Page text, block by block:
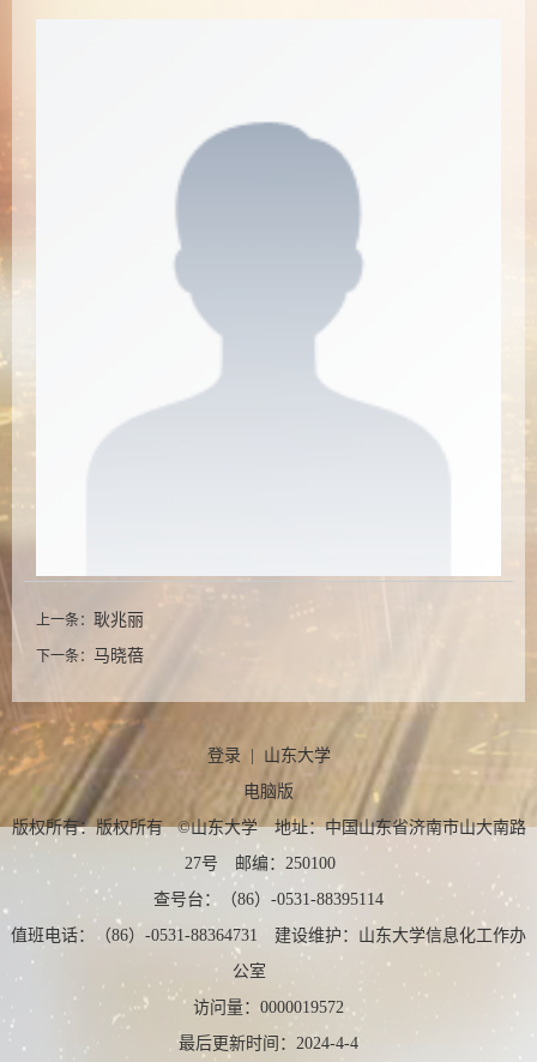
上一条： 耿兆丽
下一条： 马晓蓓
登录
山东大学
电脑版
版权所有：版权所有 ©山东大学 地址：中国山东省济南市山大南路
27号 邮编：250100
查号台：（86）-0531-88395114
值班电话：（86）-0531-88364731 建设维护：山东大学信息化工作办
公室
访问量： 0000019572
最后更新时间： 2024-4-4